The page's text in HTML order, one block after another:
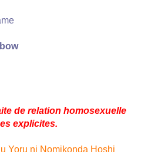
de relation homosexuelle
explicites.
Yoru ni Nomikonda Hoshi